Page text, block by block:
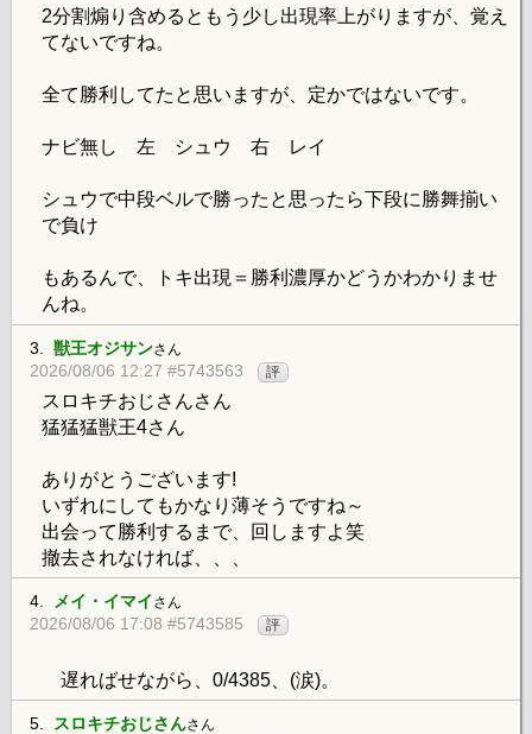
2分割煽り含めるともう少し出現率上がりますが、覚え
てないですね。
全て勝利してたと思いますが、定かではないです。
ナビ無し 左 シュウ 右 レイ
シュウで中段ベルで勝ったと思ったら下段に勝舞揃い
で負け
もあるんで、トキ出現＝勝利濃厚かどうかわかりませ
んね。
3. 獣王オジサンさん
2026/08/06 12:27 #5743563 評
スロキチおじさんさん
猛猛猛獣王4さん
ありがとうございます!
いずれにしてもかなり薄そうですね～
出会って勝利するまで、回しますよ笑
撤去されなければ、、、
4. メイ・イマイ さん
2026/08/06 17:08 #5743585 評
遅ればせながら、0/4385、(涙)。
5. スロキチおじさんさん